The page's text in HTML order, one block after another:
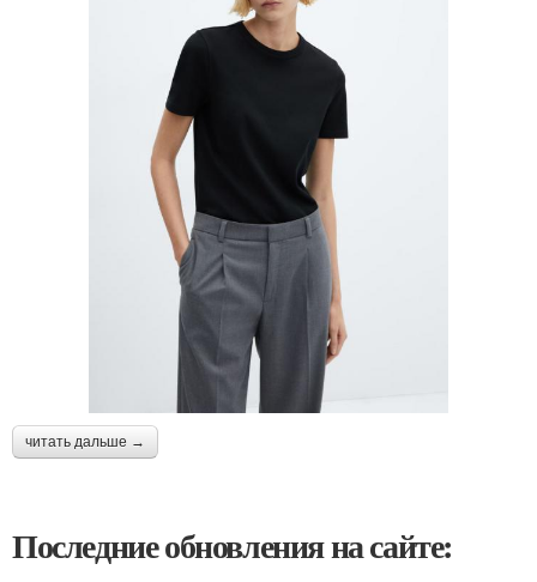
читать дальше →
Последние обновления на сайте: